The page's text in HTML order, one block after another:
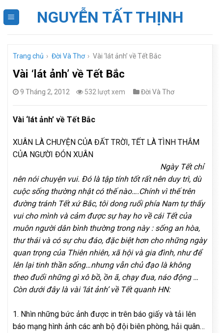
NGUYỄN TẤT THỊNH
Trang chủ › Đời Và Thơ › Vài ‘lát ảnh’ về Tết Bắc
Vài ‘lát ảnh’ về Tết Bắc
9 Tháng 2, 2012 532 lượt xem Đời Và Thơ
Vài ‘lát ảnh’ về Tết Bắc
XUÂN LÀ CHUYỆN CỦA ĐẤT TRỜI, TẾT LÀ TÌNH THẮM
CỦA NGƯỜI ĐÓN XUÂN
Ngày Tết chỉ
nên nói chuyện vui. Đó là tập tính tốt rất nên duy trì, dù
cuộc sống thường nhật có thế nào….Chính vì thế trên
đường tránh Tết xứ Bắc, tôi dong ruổi phía Nam tự thấy
vui cho mình và cảm được sự hay ho về cái Tết của
muôn người dân bình thường trong này : sống an hòa,
thư thái và có sự chu đáo, đặc biệt hơn cho những ngày
quan trọng của Thiên nhiên, xã hội và gia đình, như để
lên lại tinh thần sống…nhưng vẫn chủ đạo là không
theo đuổi những gì xô bồ, ồn ã, chạy đua, náo động …
Còn dưới đây là vài ‘lát ảnh’ về Tết quanh HN:
1. Nhìn những bức ảnh được in trên báo giấy và tải lên
báo mạng hình ảnh các anh bộ đội biên phòng, hải quân…